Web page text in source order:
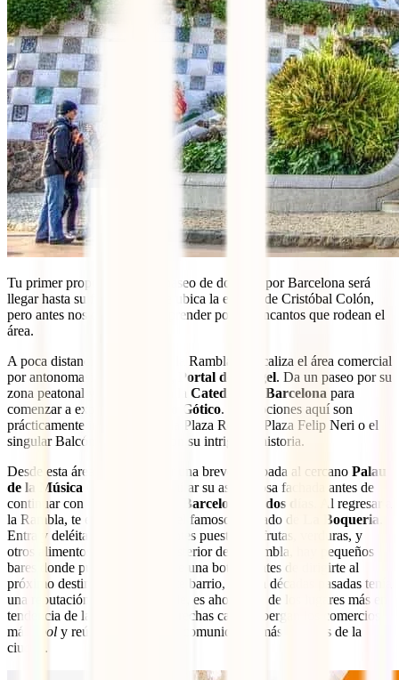
Tu primer propósito en este paseo de dos días por Barcelona será
llegar hasta su final, donde se ubica la estatua de Cristóbal Colón,
pero antes nos dejaremos sorprender por los encantos que rodean el
área.
A poca distancia del inicio de la Rambla se localiza el área comercial
por antonomasia de la ciudad,
Portal del Ángel. Da un paseo por su
zona peatonal y dirígete hacia la Catedral de Barcelona para
comenzar a explorar el
Barrio Gótico. Las opciones aquí son
prácticamente interminables: la Plaza Real, la Plaza Felip Neri o el
singular Balcón del Obispo con su intrigante historia.
Desde esta área, puedes hacer una breve escapada al cercano Palau
de la Música Catalana
y admirar su asombrosa fachada antes de
continuar con este itinerario de
Barcelona en dos días
. Al regresar a
la Rambla, te encontrarás con el famoso mercado de
La Boqueria
Entra y deléitate con los vibrantes puestos de frutas, verduras, y
otros alimentos. En la parte posterior de la Rambla, hay pequeños
bares donde puedes disfrutar de una botana antes de dirigirte al
próximo destino:
. Este barrio, que en décadas pasadas tenía
una reputación menos favorable, es ahora uno de los lugares más en
tendencia de la ciudad. Sus estrechas calles albergan los comercios
más
cool y reúnen a una de las comunidades más diversas de la
ciudad.